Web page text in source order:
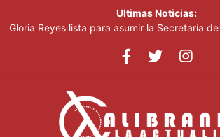
Ultimas Noticias:
Gloria Reyes lista para asumir la Secretaría
Efemérides Patrias y el Instituto Duartiano en
Agente de la DIGESETT identifica a mujer
desaparecida tras encontrarla desorientada